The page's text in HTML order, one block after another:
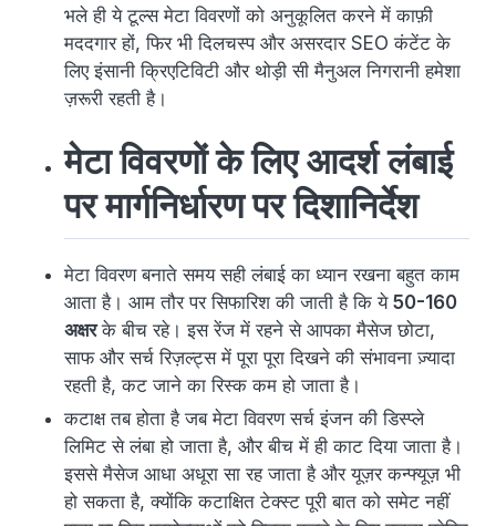
भले ही ये टूल्स मेटा विवरणों को अनुकूलित करने में काफ़ी
मददगार हों, फिर भी दिलचस्प और असरदार SEO कंटेंट के
लिए इंसानी क्रिएटिविटी और थोड़ी सी मैनुअल निगरानी हमेशा
ज़रूरी रहती है।
मेटा विवरणों के लिए आदर्श लंबाई
पर मार्गनिर्धारण पर दिशानिर्देश
मेटा विवरण बनाते समय सही लंबाई का ध्यान रखना बहुत काम
आता है। आम तौर पर सिफारिश की जाती है कि ये 50-160
अक्षरके बीच रहे। इस रेंज में रहने से आपका मैसेज छोटा,
साफ और सर्च रिज़ल्ट्स में पूरा पूरा दिखने की संभावना ज़्यादा
रहती है, कट जाने का रिस्क कम हो जाता है।
कटाक्ष तब होता है जब मेटा विवरण सर्च इंजन की डिस्प्ले
लिमिट से लंबा हो जाता है, और बीच में ही काट दिया जाता है।
इससे मैसेज आधा अधूरा सा रह जाता है और यूज़र कन्फ्यूज़ भी
हो सकता है, क्योंकि कटाक्षित टेक्स्ट पूरी बात को समेट नहीं